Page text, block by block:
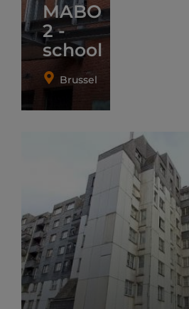
MABO
2 -
school
Brussel